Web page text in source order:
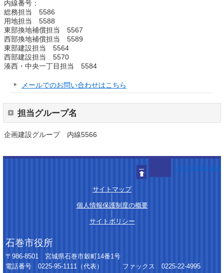
内線番号：
総務担当 5586
用地担当 5588
東部換地補償担当 5567
西部換地補償担当 5589
東部建設担当 5564
西部建設担当 5570
湊西・中央一丁目担当 5584
メールでのお問い合わせはこちら
担当グループ名
企画建設グループ 内線5566
ページの先頭へ戻る
サイトマップ
個人情報保護制度の概要
サイトポリシー
石巻市役所
〒986-8501 宮城県石巻市穀町14番1号
電話番号 0225-95-1111（代表） ファックス 0225-22-4995